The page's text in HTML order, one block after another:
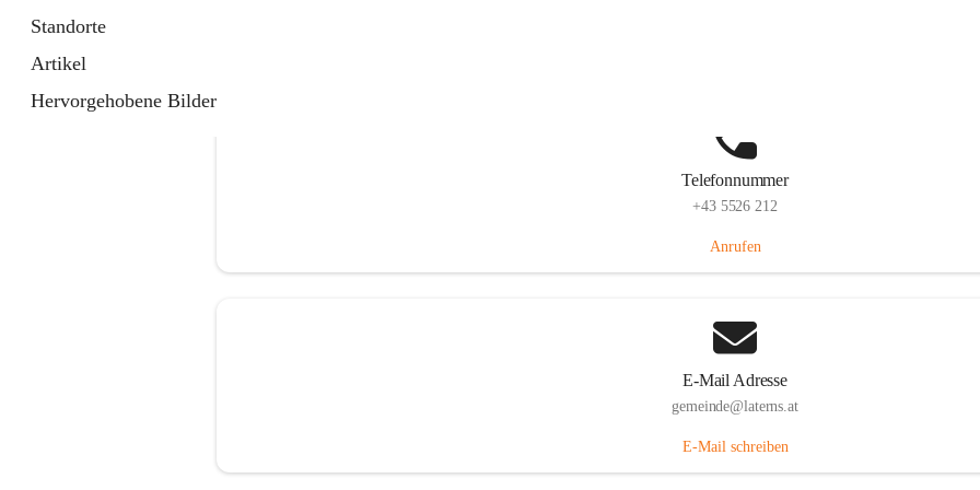
Standorte
Artikel
Hervorgehobene Bilder
Telefonnummer
+43 5526 212
Anrufen
E-Mail Adresse
gemeinde@laterns.at
E-Mail schreiben